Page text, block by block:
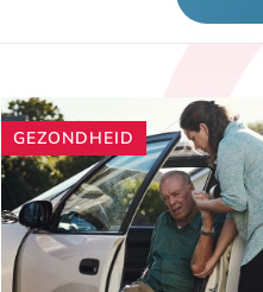
Andere
artikelen
GEZONDHEID